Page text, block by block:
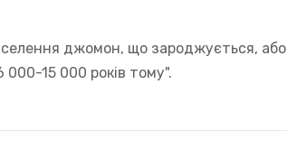
джомон, що зароджується, або
000-15 000 років тому".